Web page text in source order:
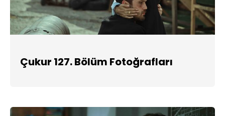
Çukur 127. Bölüm Fotoğrafları